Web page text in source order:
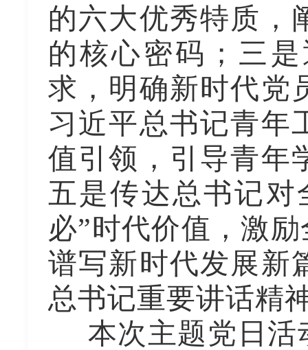
的六大优秀特质，
的核心密码；三
求，明确新时代党
习近平总书记青年
值引领，引导青年
五是传达总书记
必”时代价值，激
谱写新时代发展新
总书记重要讲话精
本次主题党日